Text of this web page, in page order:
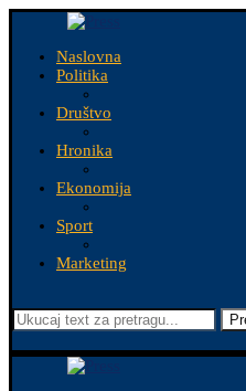
Naslovna
Politika
Društvo
Hronika
Ekonomija
Sport
Marketing